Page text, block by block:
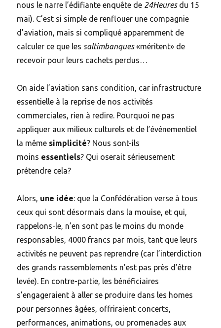
nous le narre l’édifiante enquête de 24Heuresdu 15
mai). C’est si simple de renflouer une compagnie
d’aviation, mais si compliqué apparemment de
calculer ce que les saltimbanques«méritent» de
recevoir pour leurs cachets perdus…
On aide l’aviation sans condition, car infrastructure
essentielle à la reprise de nos activités
commerciales, rien à redire. Pourquoi ne pas
appliquer aux milieux culturels et de l’événementiel
la même simplicité? Nous sont-ils
moins essentiels? Qui oserait sérieusement
prétendre cela?
Alors, une idée: que la Confédération verse à tous
ceux qui sont désormais dans la mouise, et qui,
rappelons-le, n’en sont pas le moins du monde
responsables, 4000 francs par mois, tant que leurs
activités ne peuvent pas reprendre (car l’interdiction
des grands rassemblements n’est pas près d’être
levée). En contre-partie, les bénéficiaires
s’engageraient à aller se produire dans les homes
pour personnes âgées, offriraient concerts,
performances, animations, ou promenades aux